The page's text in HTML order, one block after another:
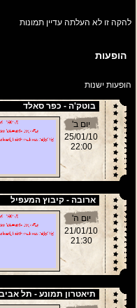
להקה זו לא העלתה עדיין תמונות
הופעות
הופעות ישנות
בוטק'ה - כפר סאלד
יום ב'
25/01/10
22:00
ארובה - קיבוץ המעפיל
יום ה'
21/01/10
21:30
תיאטרון תמונע - תל אביב